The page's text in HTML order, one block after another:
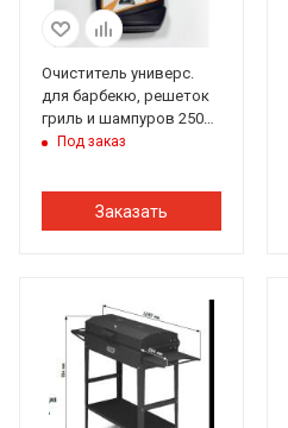
Очиститель универс.
для барбекю, решеток
гриль и шампуров 250
мл Бацькина баня #
Под заказ
Заказать